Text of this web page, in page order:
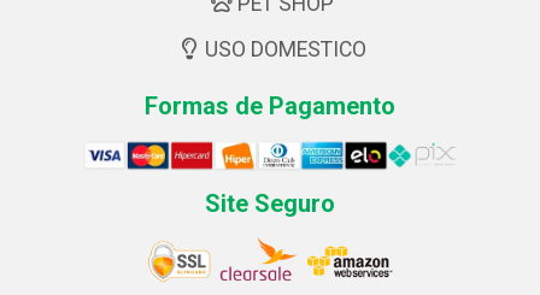
USO DOMESTICO
Formas de Pagamento
Site Seguro